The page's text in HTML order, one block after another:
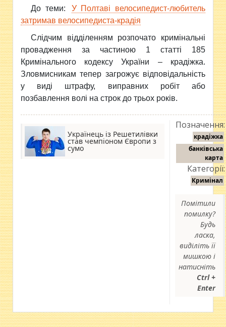
До теми:
У Полтаві велосипедист-любитель
затримав велосипедиста-крадія
Слідчим відділенням розпочато кримінальні
провадження за частиною 1 статті 185
Кримінального кодексу України – крадіжка.
Зловмисникам тепер загрожує відповідальність
у виді штрафу, виправних робіт або
позбавлення волі на строк до трьох років.
Українець із Решетилівки
став чемпіоном Європи з
сумо
Позначення:
крадіжка
банківська
карта
Категорії:
Кримінал
Помітили
помилку?
Будь
ласка,
виділіть її
мишкою і
натисніть
Ctrl +
Enter